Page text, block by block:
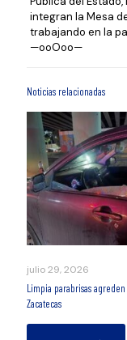
integran la Mesa
trabajando en la
—ooOoo—
Noticias relacionadas
julio 29, 2026
Limpia parabrisas
Zacatecas